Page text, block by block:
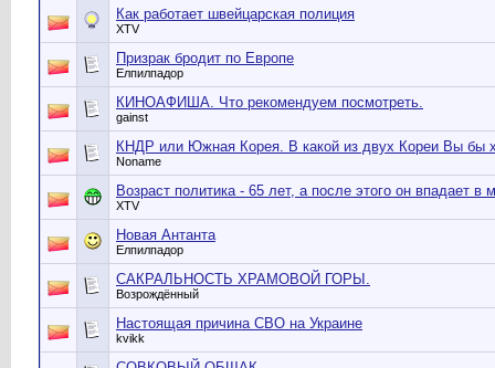
Как работает швейцарская полиция
XTV
Призрак бродит по Европе
Елпилпадор
КИНОАФИША. Что рекомендуем посмотреть.
gainst
КНДР или Южная Корея. В какой из двух Кореи Вы бы
Noname
Возраст политика - 65 лет, а после этого он впадает в
XTV
Новая Антанта
Елпилпадор
САКРАЛЬНОСТЬ ХРАМОВОЙ ГОРЫ.
Возрождённый
Настоящая причина СВО на Украине
kvikk